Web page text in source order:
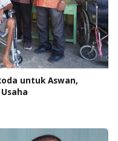
untuk Aswan,